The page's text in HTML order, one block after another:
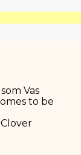
Vas
to be